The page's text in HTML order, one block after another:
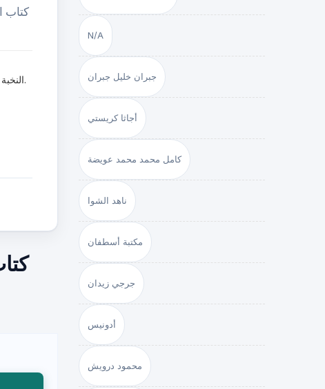
N/A
جبران خليل جبران
أجاثا كريستي
كامل محمد محمد عويضة
ناهد الشوا
مكتبة أسطفان
جرجي زيدان
أدونيس
محمود درويش